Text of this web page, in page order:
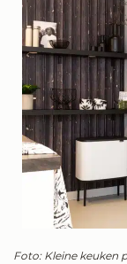
Foto: Kleine keuken